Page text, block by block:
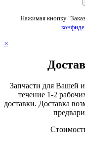
Нажимая кнопку
×
Запчасти для Вашей
течение 1-2
доставки. Доставка